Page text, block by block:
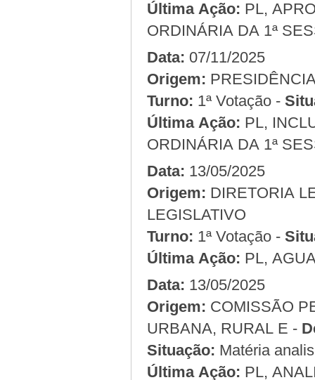
Última Ação: PL,
ORDINÁRIA DA 1ª
Data: 07/11/2025
Origem:
Turno:
1ª Votação -
Última Ação:
ORDINÁRIA DA 1ª
Data: 13/05/2025
Origem:
LEGISLATIVO
Turno:
1ª Votação -
Última Ação: PL,
Data: 13/05/2025
Origem:
URBANA, RURAL E -
Situação: Matéria
Última Ação: PL,